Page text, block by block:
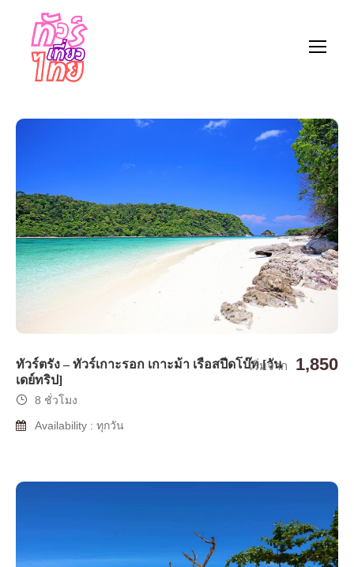
ทัวร์ตรัง – ทัวร์เกาะรอก เกาะม้า เรือสปีดโบ๊ท [วัน
เดย์ทริป]
เริ่มจาก 1,850
8 ชั่วโมง
Availability : ทุกวัน